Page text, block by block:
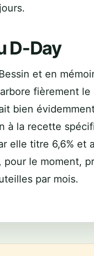
D-Day
et en
fièrement le
bien
à la recette
elle titre 6,6% et
pour le moment,
par mois.